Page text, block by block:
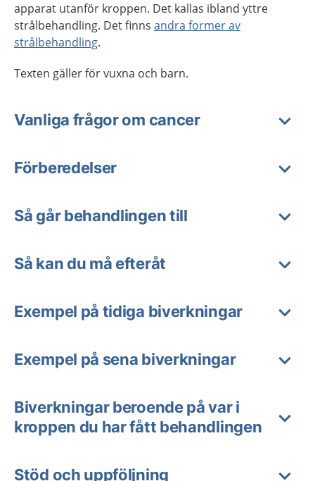
apparat utanför kroppen. Det kallas ibland yttre
strålbehandling. Det finns andra former av
strålbehandling.
Texten gäller för vuxna och barn.
Vanliga frågor om cancer
Förberedelser
Så går behandlingen till
Så kan du må efteråt
Exempel på tidiga biverkningar
Exempel på sena biverkningar
Biverkningar beroende på var i
kroppen du har fått behandlingen
Stöd och uppföljning